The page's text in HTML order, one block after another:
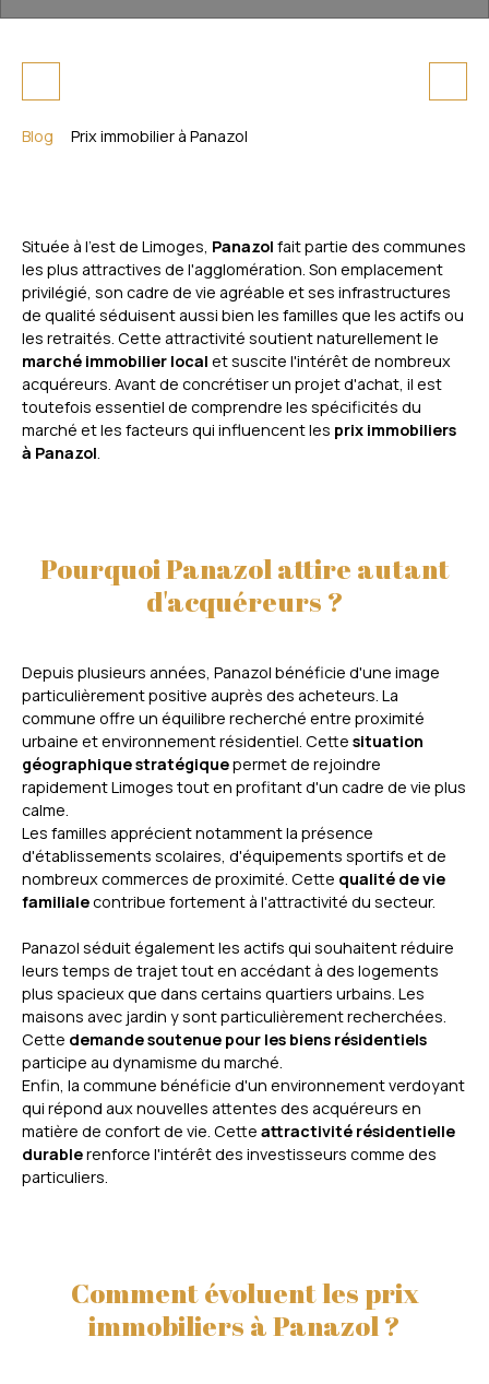
Blog Prix immobilier à Panazol
Située à l'est de Limoges, Panazol fait partie des communes
les plus attractives de l'agglomération. Son emplacement
privilégié, son cadre de vie agréable et ses infrastructures
de qualité séduisent aussi bien les familles que les actifs ou
les retraités. Cette attractivité soutient naturellement le
marché immobilier local et suscite l'intérêt de nombreux
acquéreurs. Avant de concrétiser un projet d'achat, il est
toutefois essentiel de comprendre les spécificités du
marché et les facteurs qui influencent les prix immobiliers
à Panazol
Pourquoi Panazol attire autant
d'acquéreurs ?
Depuis plusieurs années, Panazol bénéficie d'une image
particulièrement positive auprès des acheteurs. La
commune offre un équilibre recherché entre proximité
urbaine et environnement résidentiel. Cette situation
géographique stratégiquepermet de rejoindre
rapidement Limoges tout en profitant d'un cadre de vie plus
calme.
Les familles apprécient notamment la présence
d'établissements scolaires, d'équipements sportifs et de
nombreux commerces de proximité. Cette qualité de vie
familialecontribue fortement à l'attractivité du secteur.
Panazol séduit également les actifs qui souhaitent réduire
leurs temps de trajet tout en accédant à des logements
plus spacieux que dans certains quartiers urbains. Les
maisons avec jardin y sont particulièrement recherchées.
Cette demande soutenue pour les biens résidentiels
participe au dynamisme du marché.
Enfin, la commune bénéficie d'un environnement verdoyant
qui répond aux nouvelles attentes des acquéreurs en
matière de confort de vie. Cette attractivité résidentielle
durablerenforce l'intérêt des investisseurs comme des
particuliers.
Comment évoluent les prix
immobiliers à Panazol ?